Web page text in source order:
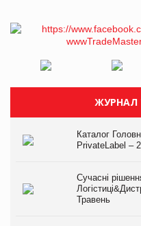
ЖУРНАЛ
Каталог
PrivateLabel –
Сучасні
Травень